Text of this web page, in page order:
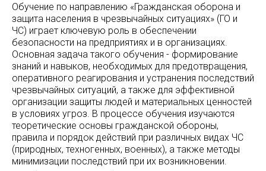
Обучение по направлению «Гражданская оборона и
защита населения в чрезвычайных ситуациях» (ГО и
ЧС) играет ключевую роль в обеспечении
безопасности на предприятиях и в организациях.
Основная задача такого обучения - формирование
знаний и навыков, необходимых для предотвращения,
оперативного реагирования и устранения последствий
чрезвычайных ситуаций, а также для эффективной
организации защиты людей и материальных ценностей
в условиях угроз. В процессе обучения изучаются
теоретические основы гражданской обороны,
правила и порядок действий при различных видах ЧС
(природных, техногенных, военных), а также методы
минимизации последствий при их возникновении.